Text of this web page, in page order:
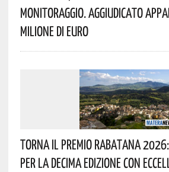
Monitoraggio. Aggiudicato
Milione Di Euro
Torna Il Premio Rabatana
Per La Decima Edizione Con